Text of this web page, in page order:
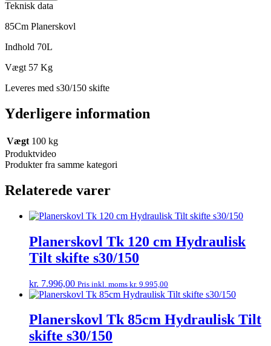
Teknisk data
85Cm Planerskovl
Indhold 70L
Vægt 57 Kg
Leveres med s30/150 skifte
Yderligere information
Vægt 100 kg
Produktvideo
Produkter fra samme kategori
Relaterede varer
Planerskovl Tk 120 cm Hydraulisk
Tilt skifte s30/150
kr. 7.996,00 Pris inkl. moms kr. 9.995,00
Planerskovl Tk 85cm Hydraulisk Tilt
skifte s30/150